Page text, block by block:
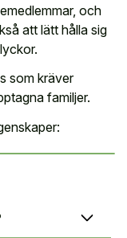
och
att lätt hålla sig
som kräver
familjer.